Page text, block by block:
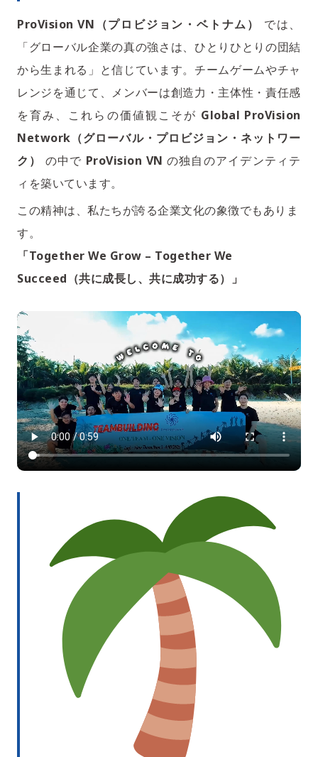
ProVision VN（プロビジョン・ベトナム）
では、
「グローバル企業の真の強さは、ひとりひとりの団結
から生まれる」と信じています。チームゲームやチャ
レンジを通じて、メンバーは創造力・主体性・責任感
を育み、これらの価値観こそが Global ProVision
Network（グローバル・プロビジョン・ネットワー
ク）
の中で ProVision VN の独自のアイデンティテ
ィを築いています。
この精神は、私たちが誇る企業文化の象徴でもありま
す。
「Together We Grow – Together We
Succeed（共に成長し、共に成功する）」